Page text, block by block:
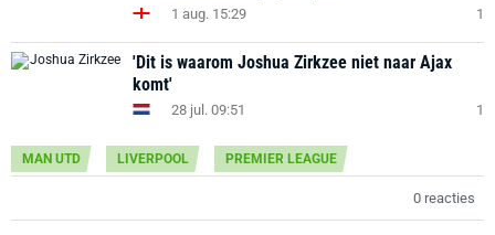
1 aug. 15:29 1
'Dit is waarom Joshua Zirkzee niet naar Ajax
komt'
28 jul. 09:51 1
MAN UTD LIVERPOOL PREMIER LEAGUE
0 reacties